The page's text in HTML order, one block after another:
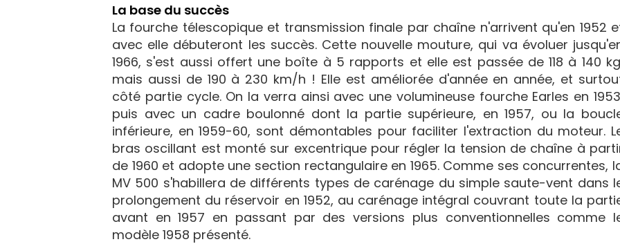
La base du succès
La fourche télescopique et transmission finale par chaîne n'arrivent qu'en 1952
avec elle débuteront les succès. Cette nouvelle mouture, qui va évoluer
1966, s'est aussi offert une boîte à 5 rapports et elle est passée de 118 à 140
mais aussi de 190 à 230 km/h ! Elle est améliorée d'année en année, et
côté partie cycle. On la verra ainsi avec une volumineuse fourche Earles en
puis avec un cadre boulonné dont la partie supérieure, en 1957, ou la
inférieure, en 1959-60, sont démontables pour faciliter l'extraction du moteur.
bras oscillant est monté sur excentrique pour régler la tension de chaîne à
de 1960 et adopte une section rectangulaire en 1965. Comme ses concurrentes,
MV 500 s'habillera de différents types de carénage du simple saute-vent dans
prolongement du réservoir en 1952, au carénage intégral couvrant toute la
avant en 1957 en passant par des versions plus conventionnelles comme
modèle 1958 présenté.